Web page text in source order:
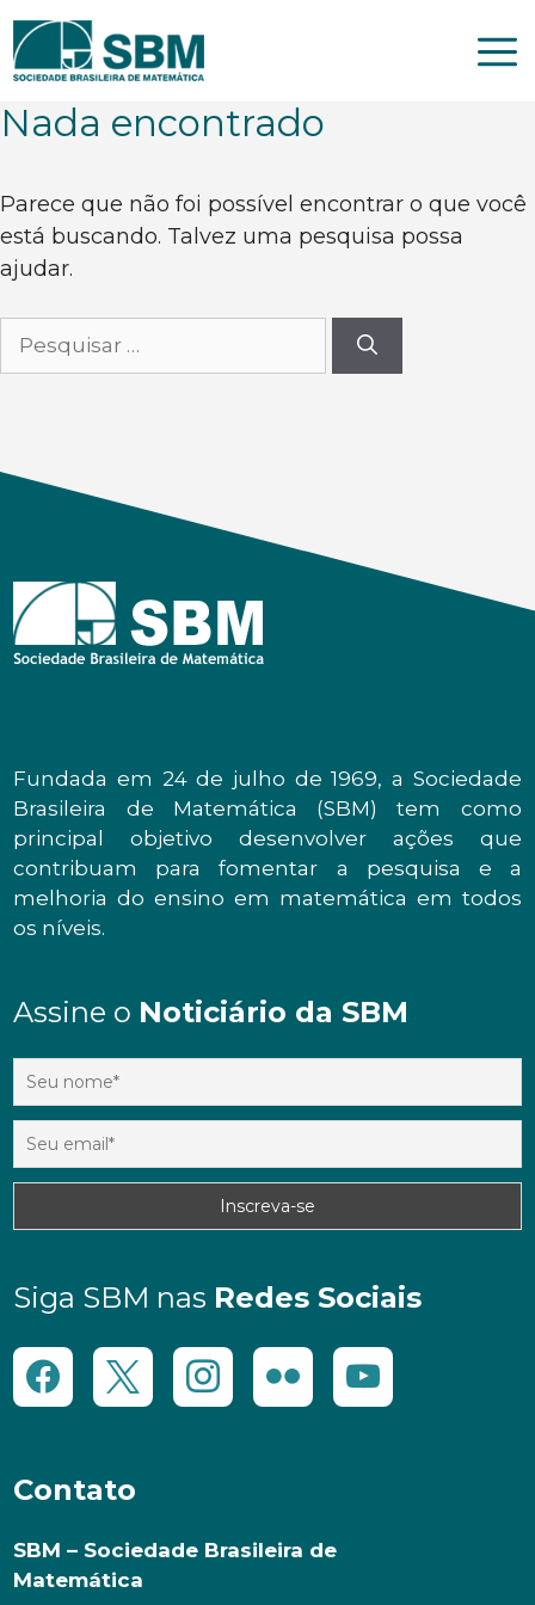
Pular
para
conteúdo
Nada encontrado
Parece que não foi possível encontrar o que você
está buscando. Talvez uma pesquisa possa
ajudar.
Pesquisar
Fundada em 24 de julho de 1969, a Sociedade
Brasileira de Matemática (SBM) tem como
principal objetivo desenvolver ações que
contribuam para fomentar a pesquisa e a
melhoria do ensino em matemática em todos
os níveis.
Assine o Noticiário da SBM
Siga SBM nas Redes Sociais
Contato
SBM – Sociedade Brasileira de
Matemática